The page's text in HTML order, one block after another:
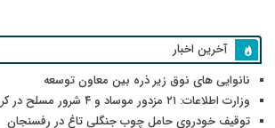
آخرین اخبار
نانوایی های نوق زیر ذره بین معاون توسعه
وزارت اطلاعات: ۲۱ مزدور موساد و ۴ شرور مسلح در کرمان بازداشت شدند
توقیف خودروی حامل چوب جنگلی تاغ در رفسنجان